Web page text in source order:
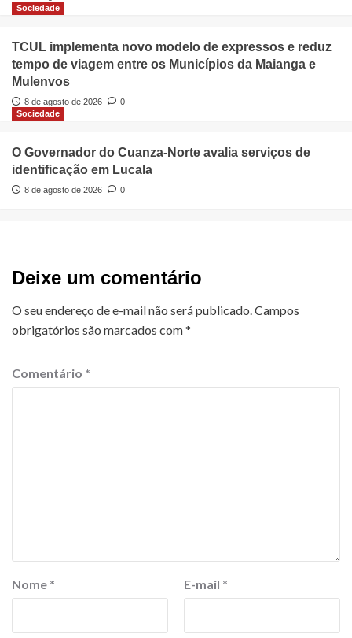
Sociedade
TCUL implementa novo modelo de expressos e reduz
tempo de viagem entre os Municípios da Maianga e
Mulenvos
8 de agosto de 2026
0
Sociedade
O Governador do Cuanza-Norte avalia serviços de
identificação em Lucala
8 de agosto de 2026 0
Deixe um comentário
O seu endereço de e-mail não será publicado.Campos
obrigatórios são marcados com*
Comentário *
Nome * E-mail *